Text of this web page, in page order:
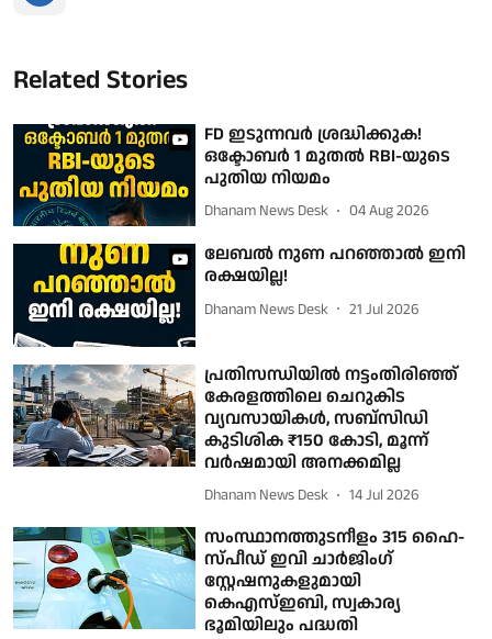
Related Stories
FD ഇടുന്നവർ ശ്രദ്ധിക്കുക!
ഒക്ടോബർ 1 മുതൽ RBI-യുടെ
പുതിയ നിയമം
Dhanam News Desk 04 Aug 2026
ലേബൽ നുണ പറഞ്ഞാൽ ഇനി
രക്ഷയില്ല!
Dhanam News Desk 21 Jul 2026
പ്രതിസന്ധിയില്‍ നട്ടംതിരിഞ്ഞ്
കേരളത്തിലെ ചെറുകിട
വ്യവസായികള്‍, സബ്‌സിഡി
കുടിശിക ₹150 കോടി, മൂന്ന്
വര്‍ഷമായി അനക്കമില്ല
Dhanam News Desk 14 Jul 2026
സംസ്ഥാനത്തുടനീളം 315 ഹൈ-
സ്പീഡ് ഇവി ചാര്‍ജിംഗ്
സ്റ്റേഷനുകളുമായി
കെഎസ്ഇബി, സ്വകാര്യ
ഭൂമിയിലും പദ്ധതി